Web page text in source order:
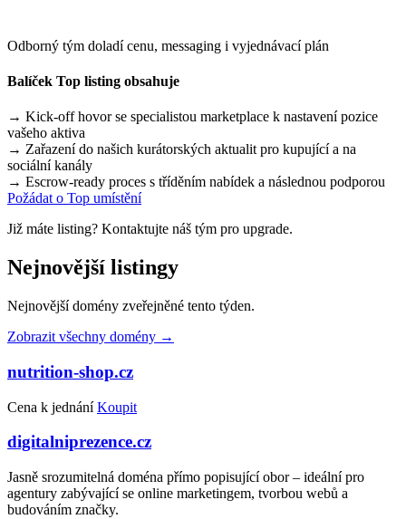
Odborný tým doladí cenu, messaging i vyjednávací plán
Balíček Top listing obsahuje
→ Kick-off hovor se specialistou marketplace k nastavení pozice
vašeho aktiva
→ Zařazení do našich kurátorských aktualit pro kupující a na
sociální kanály
→ Escrow-ready proces s tříděním nabídek a následnou podporou
Požádat o Top umístění
Již máte listing? Kontaktujte náš tým pro upgrade.
Nejnovější listingy
Nejnovější domény zveřejněné tento týden.
Zobrazit všechny domény →
nutrition-shop.cz
Cena k jednání Koupit
digitalniprezence.cz
Jasně srozumitelná doména přímo popisující obor – ideální pro
agentury zabývající se online marketingem, tvorbou webů a
budováním značky.